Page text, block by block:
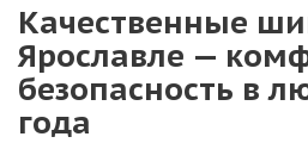
Качественные
Ярославле —
безопасность в
года